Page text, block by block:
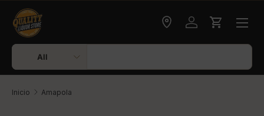
Ir al contenido
Buscar
Tipo de producto
All
Check delivery
Iniciar sesión
Carrito
Inicio Amapola